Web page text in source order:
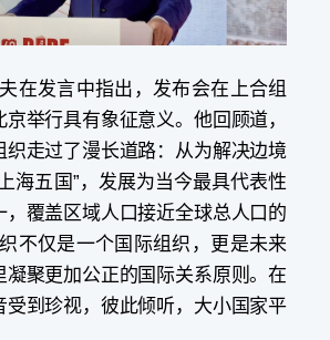
在发言中指出，发布会在上合组
举行具有象征意义。他回顾道，
织走过了漫长道路：从为解决边境
海五国”，发展为当今最具代表性
，覆盖区域人口接近全球总人口的
不仅是一个国际组织，更是未来
凝聚更加公正的国际关系原则。在
受到珍视，彼此倾听，大小国家平